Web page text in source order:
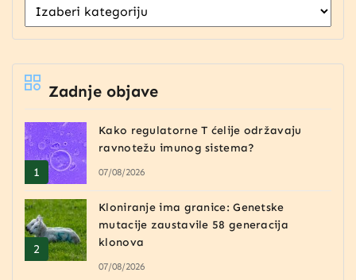
Zadnje objave
Kako regulatorne T ćelije održavaju
ravnotežu imunog sistema?
07/08/2026
Kloniranje ima granice: Genetske
mutacije zaustavile 58 generacija
klonova
07/08/2026